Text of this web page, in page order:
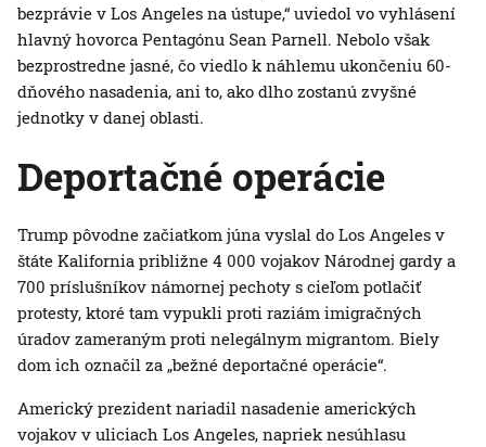
bezprávie v Los Angeles na ústupe,“ uviedol vo vyhlásení
hlavný hovorca Pentagónu Sean Parnell. Nebolo však
bezprostredne jasné, čo viedlo k náhlemu ukončeniu 60-
dňového nasadenia, ani to, ako dlho zostanú zvyšné
jednotky v danej oblasti.
Deportačné operácie
Trump pôvodne začiatkom júna vyslal do Los Angeles v
štáte Kalifornia približne 4 000 vojakov Národnej gardy a
700 príslušníkov námornej pechoty s cieľom potlačiť
protesty, ktoré tam vypukli proti raziám imigračných
úradov zameraným proti nelegálnym migrantom. Biely
dom ich označil za „bežné deportačné operácie“.
Americký prezident nariadil nasadenie amerických
vojakov v uliciach Los Angeles, napriek nesúhlasu